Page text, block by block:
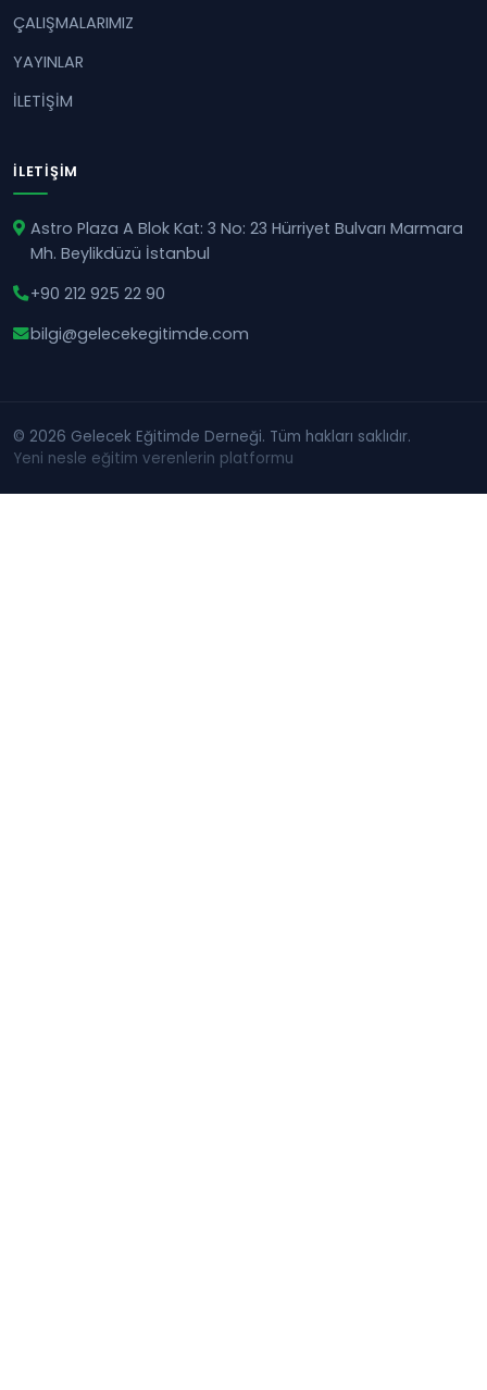
ÇALIŞMALARIMIZ
YAYINLAR
İLETİŞİM
İLETIŞIM
Astro Plaza A Blok Kat: 3 No: 23 Hürriyet Bulvarı Marmara
Mh. Beylikdüzü İstanbul
+90 212 925 22 90
bilgi@gelecekegitimde.com
© 2026 Gelecek Eğitimde Derneği. Tüm hakları saklıdır.
Yeni nesle eğitim verenlerin platformu